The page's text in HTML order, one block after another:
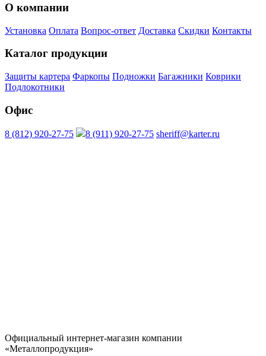
О компании
Установка Оплата Вопрос-ответ Доставка Скидки Контакты
Каталог продукции
Защиты картера Фаркопы Подножки Багажники Коврики
Подлокотники
Офис
8 (812) 920-27-75 8 (911) 920-27-75 sheriff@karter.ru
Официальный интернет-магазин компании
«Металлопродукция»